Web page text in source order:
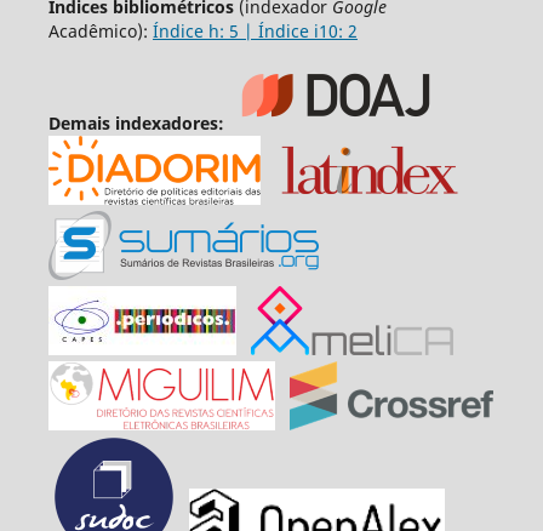
Índices bibliométricos (indexador Google
Acadêmico): Índice h: 5 | Índice i10: 2
Demais indexadores: